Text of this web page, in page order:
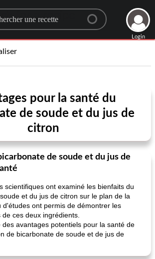
for a recipe
Login
pour la santé du
de soude et du jus de
citron
de soude et du jus de
scientifiques ont examiné les bienfaits du
et du jus de citron sur le plan de la
d'études ont permis de démontrer les
ces deux ingrédients.
des avantages potentiels pour la santé de
de bicarbonate de soude et de jus de